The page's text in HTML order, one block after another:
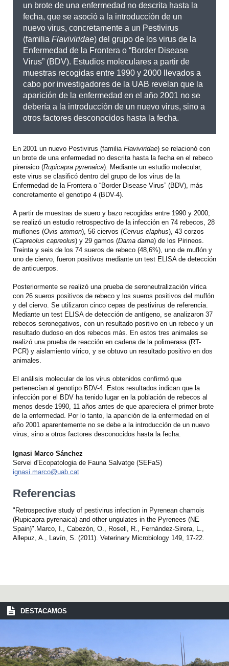
un brote de una enfermedad no descrita hasta la
fecha, que se asoció a la introducción de un
nuevo virus, concretamente a un Pestivirus
(familia Flaviviridae) del grupo de los virus de la
Enfermedad de la Frontera o “Border Disease
Virus” (BDV). Estudios moleculares a partir de
muestras recogidas entre 1990 y 2000 llevados a
cabo por investigadores de la UAB revelan que la
aparición de la enfermedad en el año 2001 no se
debería a la introducción de un nuevo virus, sino a
otros factores desconocidos hasta la fecha.
En 2001 un nuevo Pestivirus (familia Flaviviridae) se relacionó con
un brote de una enfermedad no descrita hasta la fecha en el rebeco
pirenaico (Rupicapra pyrenaica). Mediante un estudio molecular,
este virus se clasificó dentro del grupo de los virus de la
Enfermedad de la Frontera o “Border Disease Virus” (BDV), más
concretamente el genotipo 4 (BDV-4).
A partir de muestras de suero y bazo recogidas entre 1990 y 2000,
se realizó un estudio retrospectivo de la infección en 74 rebecos, 28
muflones (Ovis ammon), 56 ciervos (Cervus elaphus), 43 corzos
(Capreolus capreolus) y 29 gamos (Dama dama) de los Pirineos.
Treinta y seis de los 74 sueros de rebeco (48,6%), uno de muflón y
uno de ciervo, fueron positivos mediante un test ELISA de detección
de anticuerpos.
Posteriormente se realizó una prueba de seroneutralización vírica
con 26 sueros positivos de rebeco y los sueros positivos del muflón
y del ciervo. Se utilizaron cinco cepas de pestivirus de referencia.
Mediante un test ELISA de detección de antígeno, se analizaron 37
rebecos seronegativos, con un resultado positivo en un rebeco y un
resultado dudoso en dos rebecos más. En estos tres animales se
realizó una prueba de reacción en cadena de la polimerasa (RT-
PCR) y aislamiento vírico, y se obtuvo un resultado positivo en dos
animales.
El análisis molecular de los virus obtenidos confirmó que
pertenecían al genotipo BDV-4. Estos resultados indican que la
infección por el BDV ha tenido lugar en la población de rebecos al
menos desde 1990, 11 años antes de que apareciera el primer brote
de la enfermedad. Por lo tanto, la aparición de la enfermedad en el
año 2001 aparentemente no se debe a la introducción de un nuevo
virus, sino a otros factores desconocidos hasta la fecha.
Ignasi Marco Sánchez
Servei d'Ecopatologia de Fauna Salvatge (SEFaS)
ignasi.marco@uab.cat
Referencias
"Retrospective study of pestivirus infection in Pyrenean chamois
(Rupicapra pyrenaica) and other ungulates in the Pyrenees (NE
Spain)".Marco, I., Cabezón, O., Rosell, R., Fernández-Sirera, L.,
Allepuz, A., Lavín, S. (2011). Veterinary Microbiology 149, 17-22.
DESTACAMOS